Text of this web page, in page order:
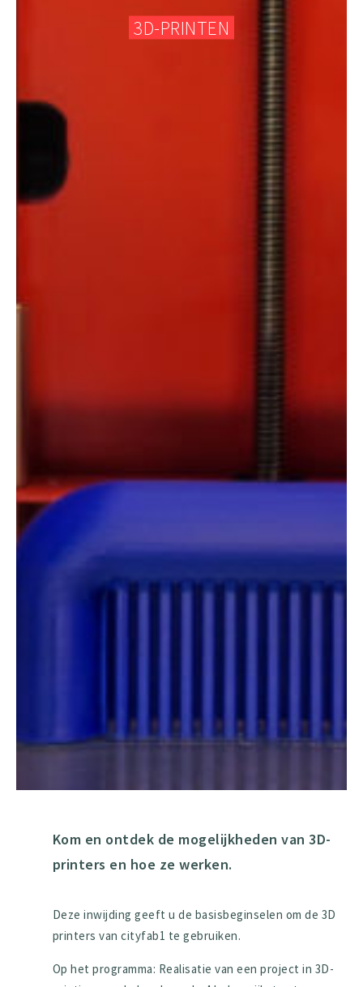
3D-PRINTEN
Kom en ontdek de mogelijkheden van 3D-
printers en hoe ze werken.
Deze inwijding geeft u de basisbeginselen om de 3D
printers van cityfab1 te gebruiken.
Op het programma: Realisatie van een project in 3D-